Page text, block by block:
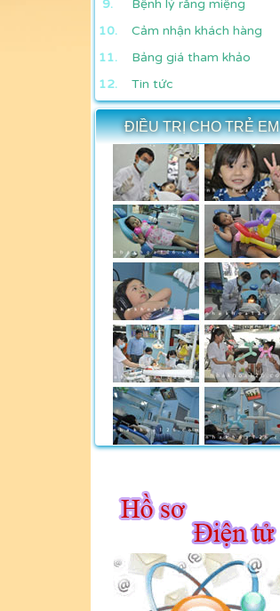
Bệnh lý răng miệng
Cảm nhận khách hàng
Bảng giá tham khảo
Tin tức
ĐIỀU TRỊ CHO TRẺ EM